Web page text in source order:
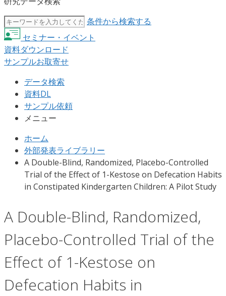
条件から検索する
セミナー・イベント
資料ダウンロード
サンプルお取寄せ
データ検索
資料DL
サンプル依頼
メニュー
ホーム
外部発表ライブラリー
A Double-Blind, Randomized, Placebo-Controlled
Trial of the Effect of 1-Kestose on Defecation Habits
in Constipated Kindergarten Children: A Pilot Study
A Double-Blind, Randomized,
Placebo-Controlled Trial of the
Effect of 1-Kestose on
Defecation Habits in